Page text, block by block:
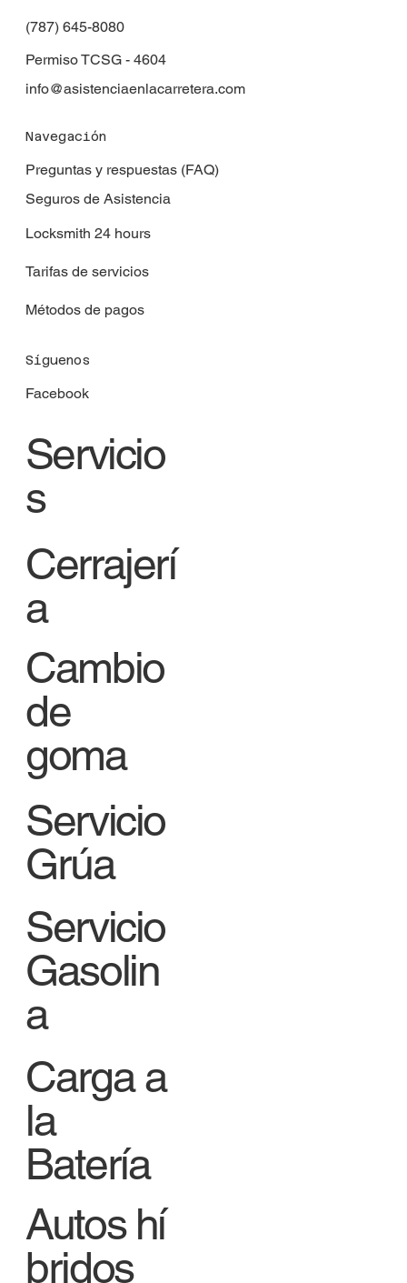
Permiso TCSG - 4604
(787) 645-8080
info@asistenciaenlacarretera.com
Navegación
Preguntas y respuestas (FAQ)
Seguros de Asistencia
Locksmith 24 hours
Tarifas de servicios
Métodos de pagos
Síguenos
Facebook
Servicio
s
Cerrajerí
a
Cambio
de
goma
Servicio
Grúa
Servicio
Gasolin
a
Carga a
la
Batería
Autos hí
bridos